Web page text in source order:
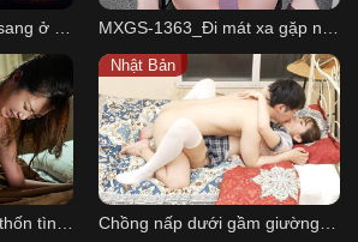
Nhật Bản